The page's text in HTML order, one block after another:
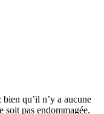
qu’il n’y a aucune
soit pas endommagée.